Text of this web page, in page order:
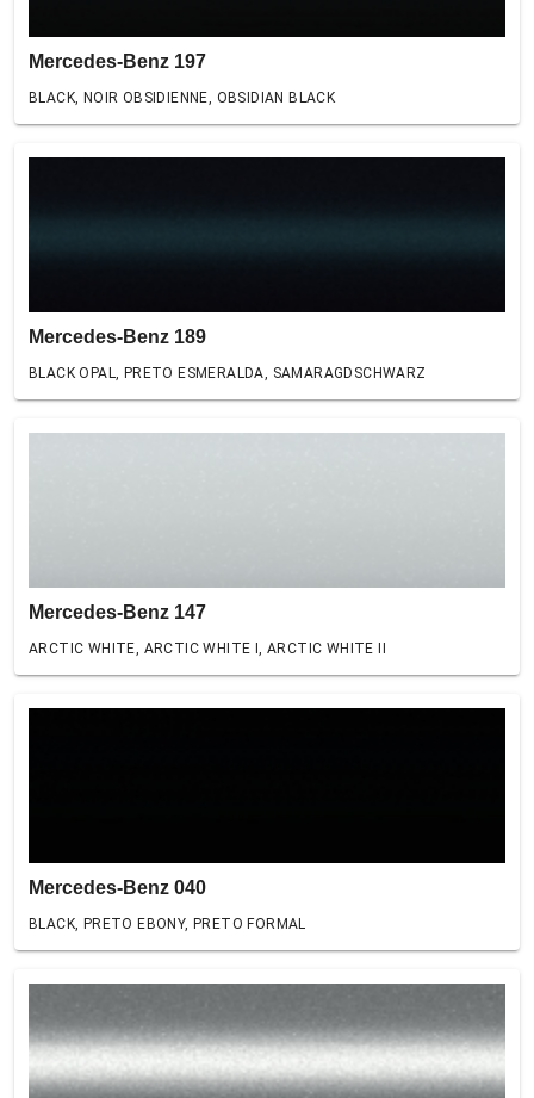
Mercedes-Benz 197
BLACK, NOIR OBSIDIENNE, OBSIDIAN BLACK
Mercedes-Benz 189
BLACK OPAL, PRETO ESMERALDA, SAMARAGDSCHWARZ
Mercedes-Benz 147
ARCTIC WHITE, ARCTIC WHITE I, ARCTIC WHITE II
Mercedes-Benz 040
BLACK, PRETO EBONY, PRETO FORMAL